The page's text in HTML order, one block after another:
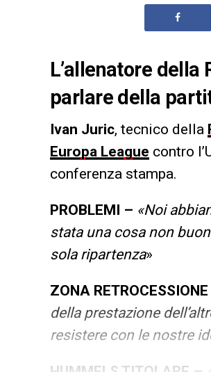
L’allenatore
parlare della
Ivan Juric, tecnico della
Europa League contro
conferenza stampa.
PROBLEMI – «Noi
stata una cosa non
sola ripartenza»
ZONA
della prestazione
resistere con le nostre